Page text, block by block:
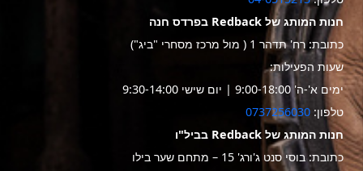
חנות המותג של Redback בפרדס חנה
כתובת: רח' תדהר 1 ( מול מרכז מסחרי "ביג")
שעות הפעילות:
ימים א'-ה' 9:00-18:00 | יום שישי 9:30-14:00
טלפון: 0737256030
חנות המותג של Redback בביל"ו
כתובת: בוסי סנט ג'ורג' 15 – מתחם שער בילו